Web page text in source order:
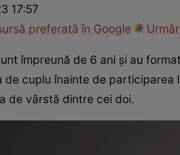
17:57
preferată în Google
împreună de 6 ani și au
de cuplu înainte de
de vârstă dintre cei doi.